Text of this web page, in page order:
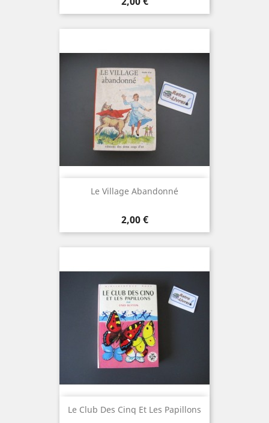
Le Village Abandonné
Prix
2,00 €
Le Club Des Cinq Et Les Papillons